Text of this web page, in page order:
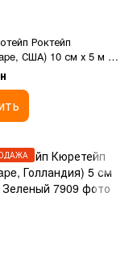
Роктейп
США) 10 см х 5 м -